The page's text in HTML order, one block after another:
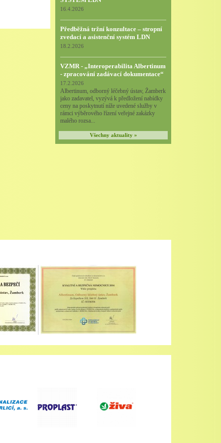
16.4.2026
Předběžná tržní konzultace – stropní
zvedací a asistenční systém LDN
18.2.2026
VZMR - „Interoperabilita Albertinum
- zpracování zadávací dokumentace“
17.2.2026
Albertinum, odborný léčebný ústav, Žamberk
jako zadavatel, vyzývá k předložení nabídky
ceny na poskytnutí níže uvedené služby v
rámci výběrového řízení veřejné zakázky
malého rozsa...
Všechny aktuality »